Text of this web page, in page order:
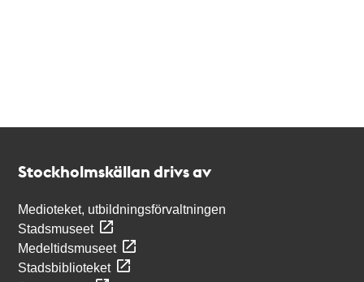
Stockholmskällan drivs av
Medioteket, utbildningsförvaltningen
Stadsmuseet
Medeltidsmuseet
Stadsbiblioteket